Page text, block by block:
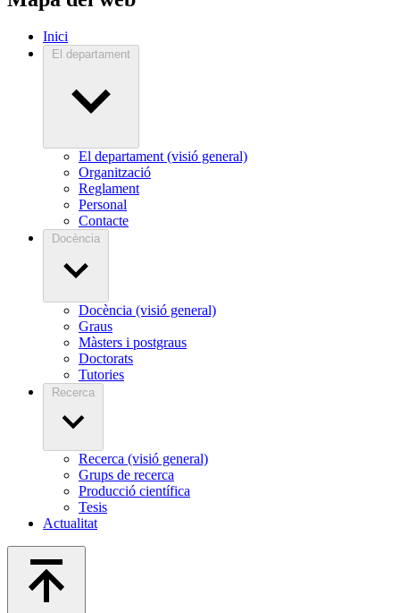
Inici
El departament
El departament (visió general)
Organització
Reglament
Personal
Contacte
Docència
Docència (visió general)
Graus
Màsters i postgraus
Doctorats
Tutories
Recerca
Recerca (visió general)
Grups de recerca
Producció científica
Tesis
Actualitat